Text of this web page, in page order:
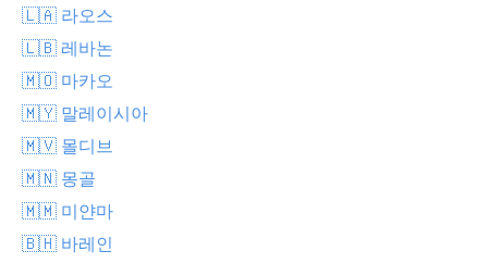
🇱🇦 라오스
🇱🇧 레바논
🇲🇴 마카오
🇲🇾 말레이시아
🇲🇻 몰디브
🇲🇳 몽골
🇲🇲 미얀마
🇧🇭 바레인